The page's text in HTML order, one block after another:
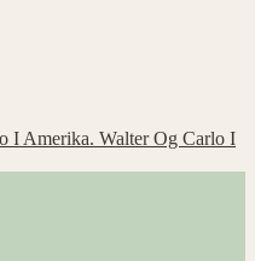
Walter Og Carlo I